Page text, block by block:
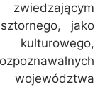
jako